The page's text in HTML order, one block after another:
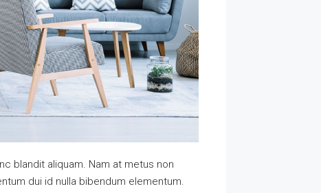
blandit aliquam. Nam at metus non
dui id nulla bibendum elementum.